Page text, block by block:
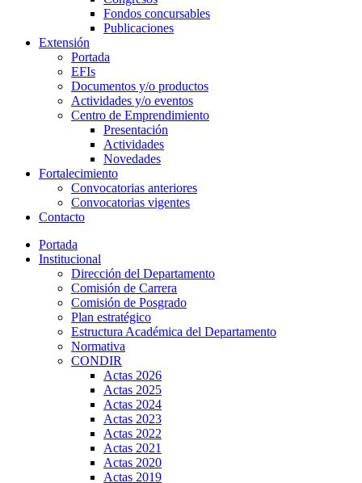
Fondos concursables
Publicaciones
Extensión
Portada
EFIs
Documentos y/o productos
Actividades y/o eventos
Centro de Emprendimiento
Presentación
Actividades
Novedades
Fortalecimiento
Convocatorias anteriores
Convocatorias vigentes
Contacto
Portada
Institucional
Dirección del Departamento
Comisión de Carrera
Comisión de Posgrado
Plan estratégico
Estructura Académica del Departamento
Normativa
CONDIR
Actas 2026
Actas 2025
Actas 2024
Actas 2023
Actas 2022
Actas 2021
Actas 2020
Actas 2019